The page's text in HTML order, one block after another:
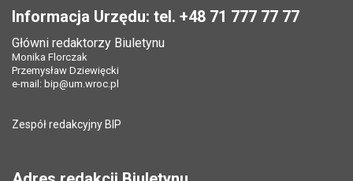
Informacja Urzędu: tel. +48 71 777 77 77
Główni redaktorzy Biuletynu
Monika Florczak
Przemysław Dziewięcki
e-mail: bip@um.wroc.pl
Zespół redakcyjny BIP